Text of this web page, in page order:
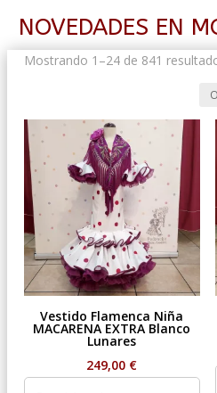
NOVEDADES EN
Mostrando 1–24 de 841
Vestido Flamenca Niña
MACARENA EXTRA Blanco
Lunares
249,00 €